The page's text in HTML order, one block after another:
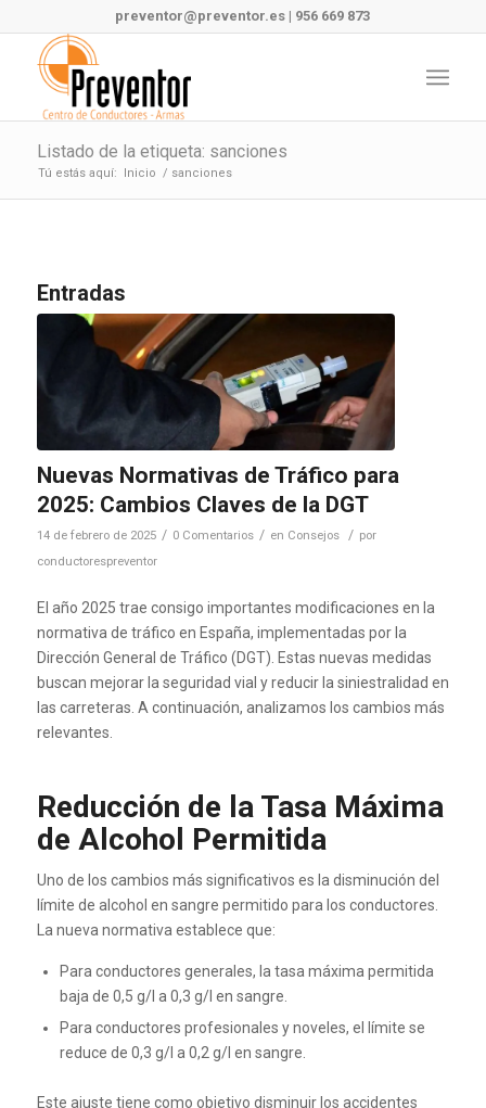
preventor@preventor.es | 956 669 873
Listado de la etiqueta: sanciones
Tú estás aquí: Inicio / sanciones
Entradas
Nuevas Normativas de Tráfico para
2025: Cambios Claves de la DGT
14 de febrero de 2025 / 0 Comentarios / en Consejos / por
conductorespreventor
El año 2025 trae consigo importantes modificaciones en la
normativa de tráfico en España, implementadas por la
Dirección General de Tráfico (DGT). Estas nuevas medidas
buscan mejorar la seguridad vial y reducir la siniestralidad en
las carreteras. A continuación, analizamos los cambios más
relevantes.
Reducción de la Tasa Máxima
de Alcohol Permitida
Uno de los cambios más significativos es la disminución del
límite de alcohol en sangre permitido para los conductores.
La nueva normativa establece que:
Para conductores generales, la tasa máxima permitida
baja de 0,5 g/l a 0,3 g/l en sangre.
Para conductores profesionales y noveles, el límite se
reduce de 0,3 g/l a 0,2 g/l en sangre.
Este ajuste tiene como objetivo disminuir los accidentes